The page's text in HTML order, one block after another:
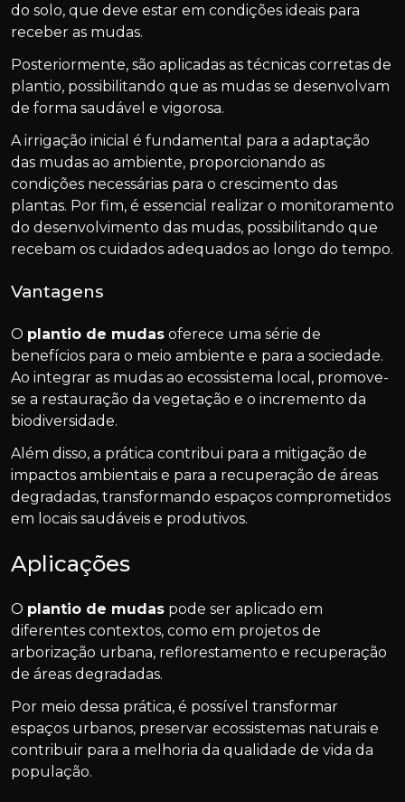
do solo, que deve estar em condições ideais para
receber as mudas.
Posteriormente, são aplicadas as técnicas corretas de
plantio, possibilitando que as mudas se desenvolvam
de forma saudável e vigorosa.
A irrigação inicial é fundamental para a adaptação
das mudas ao ambiente, proporcionando as
condições necessárias para o crescimento das
plantas. Por fim, é essencial realizar o monitoramento
do desenvolvimento das mudas, possibilitando que
recebam os cuidados adequados ao longo do tempo.
Vantagens
O plantio de mudas oferece uma série de
benefícios para o meio ambiente e para a sociedade.
Ao integrar as mudas ao ecossistema local, promove-
se a restauração da vegetação e o incremento da
biodiversidade.
Além disso, a prática contribui para a mitigação de
impactos ambientais e para a recuperação de áreas
degradadas, transformando espaços comprometidos
em locais saudáveis e produtivos.
Aplicações
O plantio de mudas pode ser aplicado em
diferentes contextos, como em projetos de
arborização urbana, reflorestamento e recuperação
de áreas degradadas.
Por meio dessa prática, é possível transformar
espaços urbanos, preservar ecossistemas naturais e
contribuir para a melhoria da qualidade de vida da
população.